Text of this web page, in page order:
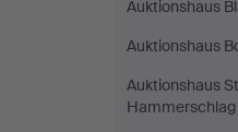
Auktionshaus
Auktionshaus
Auktionshaus
Hammerschlag